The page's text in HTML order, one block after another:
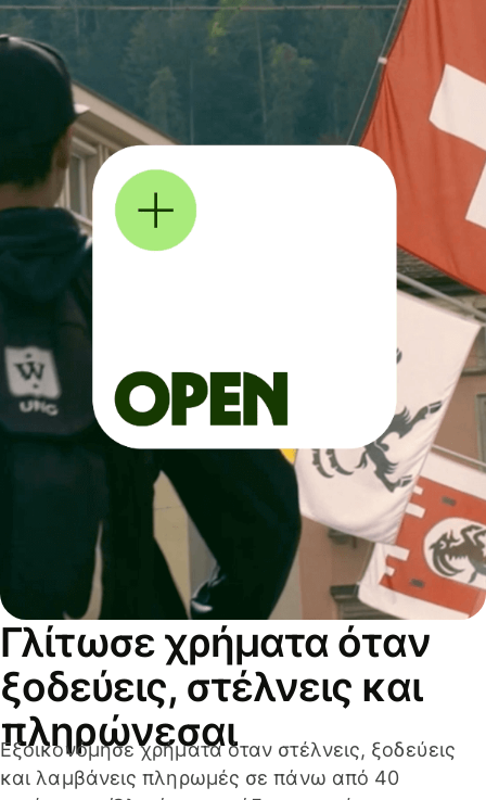
Γλίτωσε χρήματα όταν
ξοδεύεις, στέλνεις και
πληρώνεσαι
Εξοικονόμησε χρήματα όταν στέλνεις, ξοδεύεις
και λαμβάνεις πληρωμές σε πάνω από 40